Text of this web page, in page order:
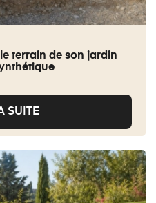
terrain de son jardin
SUITE